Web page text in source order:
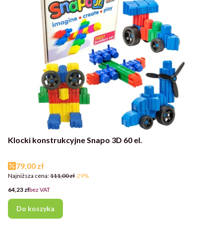
Klocki konstrukcyjne Snapo 3D 60 el.
Cena promocyjna
79,00 zł
Najniższa cena:111,00 zł-29%
Cena
64,23 złbez VAT
Do koszyka